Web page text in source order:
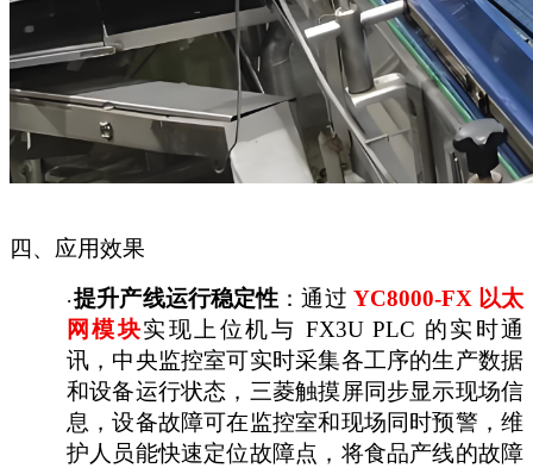
四、应用效果
· 提升产线运行稳定性 ：通过 YC8000-FX 以太
网模块实现上位机与 FX3U PLC 的实时通
讯，中央监控室可实时采集各工序的生产数据
和设备运行状态，三菱触摸屏同步显示现场信
息，设备故障可在监控室和现场同时预警，维
护人员能快速定位故障点，将食品产线的故障